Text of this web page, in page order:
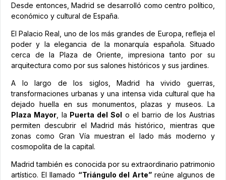
Desde entonces, Madrid se desarrolló como centro político,
económico y cultural de España.
El Palacio Real, uno de los más grandes de Europa, refleja el
poder y la elegancia de la monarquía española. Situado
cerca de la Plaza de Oriente, impresiona tanto por su
arquitectura como por sus salones históricos y sus jardines.
A lo largo de los siglos, Madrid ha vivido guerras,
transformaciones urbanas y una intensa vida cultural que ha
dejado huella en sus monumentos, plazas y museos. La
Plaza Mayor, la Puerta del Sol
o el barrio de los Austrias
permiten descubrir el Madrid más histórico, mientras que
zonas como Gran Vía muestran el lado más moderno y
cosmopolita de la capital.
Madrid también es conocida por su extraordinario patrimonio
artístico. El llamado “Triángulo del Arte”reúne algunos de